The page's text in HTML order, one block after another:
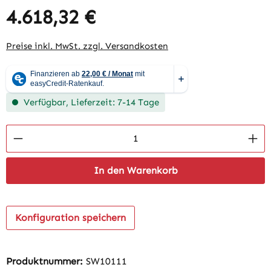
4.618,32 €
Preise inkl. MwSt. zzgl. Versandkosten
Verfügbar, Lieferzeit: 7-14 Tage
Produkt Anzahl: Gib den gewünschten
In den Warenkorb
Konfiguration speichern
Produktnummer: SW10111